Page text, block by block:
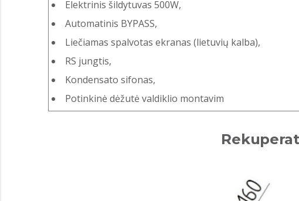
Elektrinis šildytuvas 500W,
Automatinis BYPASS,
Liečiamas spalvotas ekranas (lietuvių kalba),
RS jungtis,
Kondensato sifonas,
Potinkinė dėžutė valdiklio montavim